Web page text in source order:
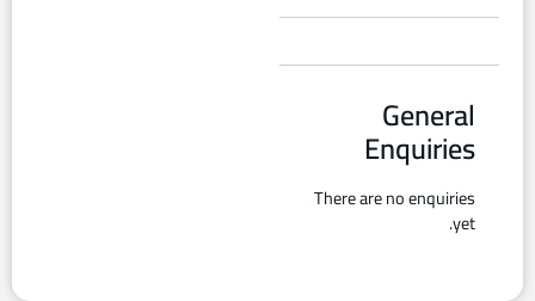
General
Enquiries
There are no enquiries
yet.